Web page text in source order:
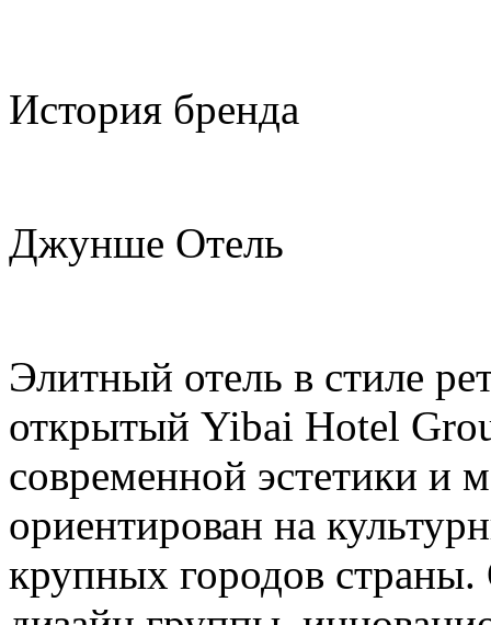
История бренда
Джунше Отель
Элитный отель в стиле
открытый Yibai Hotel
современной эстетики и
ориентирован на
крупных городов